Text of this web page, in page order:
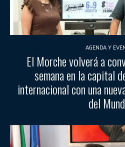
AGENDA Y
El Morche volverá a
semana en la capital
internacional con una
del